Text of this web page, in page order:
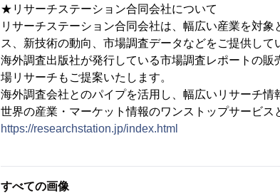
★リサーチステーション合同会社について
リサーチステーション合同会社は、幅広い産業を対
ス、新技術の動向、市場調査データなどをご提供して
海外調査出版社が発行している市場調査レポートの
場リサーチもご提案いたします。
海外調査会社とのパイプを活用し、幅広いリサーチ情
世界の産業・マーケット情報のワンストップサービス
https://researchstation.jp/index.html
すべての画像